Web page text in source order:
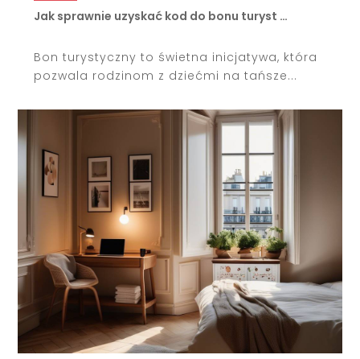
Jak sprawnie uzyskać kod do bonu turyst …
Bon turystyczny to świetna inicjatywa, która
pozwala rodzinom z dziećmi na tańsze...